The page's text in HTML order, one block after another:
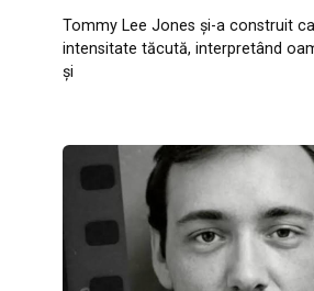
Tommy Lee Jones și-a construit
intensitate tăcută, interpretând
și